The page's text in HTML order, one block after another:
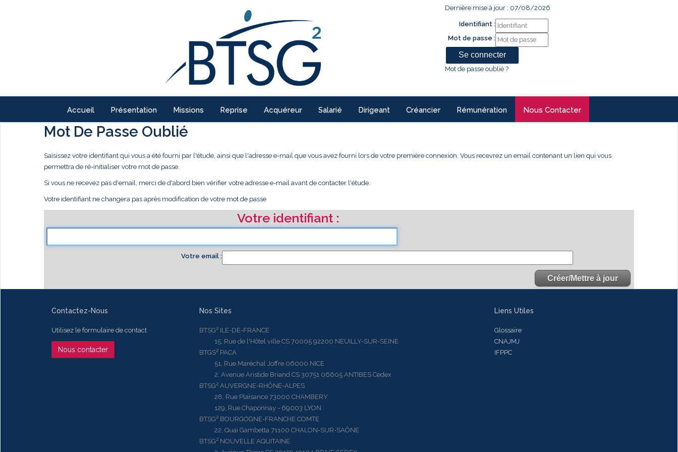
Dernière mise à jour : 07/08/2026
Identifiant :
Mot de passe :
Mot de passe oublié ?
Accueil Présentation Missions Reprise Acquéreur Salarié Dirigeant Créancier Rémunération Nous Contacter
Mot De Passe Oublié
Saisissez votre identifiant qui vous a été fourni par l'étude, ainsi que l'adresse e-mail que vous avez fourni lors de votre première connexion. Vous recevrez un email contenant un lien qui vous
permettra de ré-initialiser votre mot de passe.
Si vous ne recevez pas d'email, merci de d'abord bien vérifier votre adresse e-mail avant de contacter l'étude.
Votre identifiant ne changera pas après modification de votre mot de passe
Votre identifiant
Votre email
Contactez-Nous
Utilisez le formulaire de contact
Nous contacter
Nos Sites
BTSG² ILE-DE-FRANCE
15, Rue de l'Hôtel ville CS 70005 92200 NEUILLY-SUR-SEINE
BTGS² PACA
51, Rue Maréchal Joffre 06000 NICE
2, Avenue Aristide Briand CS 30751 06605 ANTIBES Cedex
BTSG² AUVERGNE-RHÔNE-ALPES
28, Rue Plaisance 73000 CHAMBERY
129, Rue Chaponnay - 69003 LYON
BTSG² BOURGOGNE-FRANCHE COMTE
22, Quai Gambetta 71100 CHALON-SUR-SAÔNE
BTSG² NOUVELLE AQUITAINE
Liens Utiles
Glossaire
CNAJMJ
IFPPC